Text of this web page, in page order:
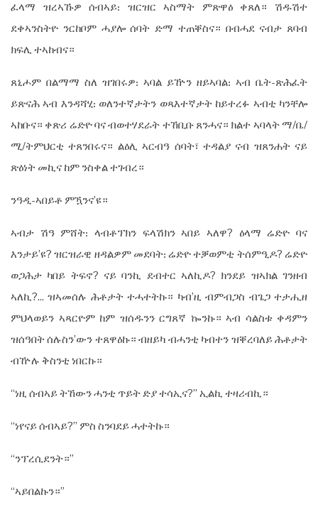
ፈላማ ዝረኣኹዎ ሰብኣይ᎓ ዝርዝር ኣስማት ምጽዋዕ ቀጸለ። ሽዱሽተ
ደቀኣንስትዮ ንርከቦም ሓያሎ ሰባት ድማ ተጠቐስና። በብሓደ ናብታ ጸባብ
ክፍሊ ተኣከብና።
ጸኒሖም በልማማ ስለ ዝገበሩዎ᎓ ኣባል ይዅን ዘይኣባል᎓ ኣብ ቤት-ጽሕፈት
ይጽናሕ ኣብ እንዳሻሂ᎓ ወለንተኛታትን ወጻእተኛታት ከይተረፉ ኣብቲ ካንቸሎ
ኣከቡና። ቀጽሪ ሬድዮ ባና ብወተሃደራት ተኸቢቡ ጸንሓና። ክልተ ኣባላት ማ/ቤ/
ሚ/ትምህርቲ ተጸንበሩና። ልዕሊ ኣርብዓ ሰባት፣ ተዳልያ ናብ ዝጸንሐት ናይ
ጽዕነት መኪና ከም ንስቀል ተገብረ።
ንዓዲ-ኣበይቶ ምዃንና’ዩ።
ኣብታ ሽዓ ምሸት᎓ ላብቶፕክን ፍላሽክን ኣበይ ኣለዋ? ዕላማ ሬድዮ ባና
እንታይ’ዩ? ዝርዝራዊ ዘዳልዎም መደባት᎓ ሬድዮ ተቓወምቲ ትሰምዒዶ? ሬድዮ
ወጋሕታ ካበይ ትፍኖ? ናይ ባንኪ ደብተር ኣለኪዶ? ክንደይ ዝኣክል ገንዘብ
ኣለኪ?... ዝኣመሰሉ ሕቶታት ተሓተትኩ። ካብ’ዚ ብምብጋስ ብጌጋ ተታሒዘ
ምህላወይን ኣጻርዮም ከም ዝሰዱንን ርግጸኛ ኰንኩ። ኣብ ሳልስቱ ቀዳምን
ዝሰዓበት ሰሉስን’ውን ተጸዋዕኩ። ብዘይካ ብሓንቲ ካብተን ዝቐረባለይ ሕቶታት
ብዅሉ ቅስንቲ ነበርኩ።
“ነዚ ሰብኣይ ትኸውን ሓንቲ ጥይት ድያ ተሳኢና?” ኢልኪ ተዛሪብኪ።
“ነየናይ ሰብኣይ?” ምስ ስንባደይ ሓተትኩ።
“ንፕረሲደንት።”
“ኣይበልኩን።”